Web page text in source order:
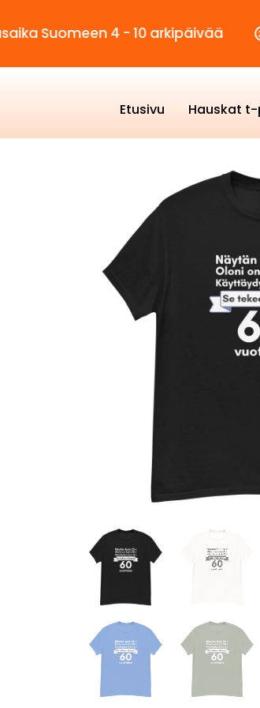
4 - 10 arkipäivää
Etusivu Hauskat